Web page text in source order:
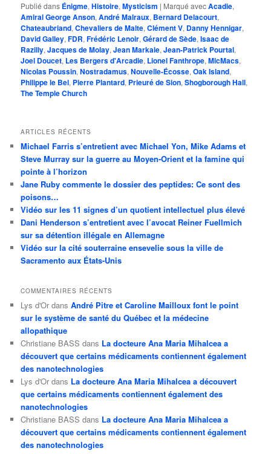
Publié dans Énigme,Histoire,Mysticism | Marqué avecAcadie,
Amiral George Anson,André Malraux, Bernard Delacourt,
Chateaubriand,Chevaliers de Malte,Clément V, Danny Hennigar,
David Galley,FDR,Frédéric Lenoir,Gérard de Sède,Isaac de
Razilly,Jacques de Molay,Jean Markale,Jean-Patrick Pourtal,
Joel Doucet, Les Bergers d'Arcadie, Lionel Fanthrope,MicMacs,
Nicolas Poussin,Nostradamus,Nouvelle-Écosse,Oak Island,
Philippe le Bel, Pierre Plantard, Prieuré de Sion,Shogborough Hall,
The Temple Church
ARTICLES RÉCENTS
Michael Farris s’entretient avec Michael Yon, Mike Adams et
Steve Murray sur la guerre au Moyen-Orient et la famine qui
pointe à l’horizon
Jane Ruby commente le dossier des peptides: Ce sont des
poisons…
Vidéo sur les 11 signes d’un quotient intellectuel plus élevé
Dani Henderson s’entretient avec l’avocat Reiner Fuellmich
sur sa détention illégale en Allemagne
Vidéo sur la cité souterraine ensevelie sous la ville de
Sacramento aux États-Unis
COMMENTAIRES RÉCENTS
Lys d'Or dansAndré Pitre et Caroline Mailloux font le point
sur le système de santé du Québec et la médecine
allopathique
Christiane BASS dans La docteure Ana Maria Mihalcea a
découvert que certains médicaments contiennent également
des nanotechnologies
Lys d'Or dans La docteure Ana Maria Mihalcea a découvert
que certains médicaments contiennent également des
nanotechnologies
Christiane BASS dans La docteure Ana Maria Mihalcea a
découvert que certains médicaments contiennent également
des nanotechnologies